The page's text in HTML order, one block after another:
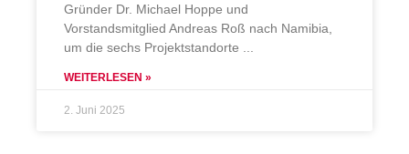
Gründer Dr. Michael Hoppe und
Vorstandsmitglied Andreas Roß nach Namibia,
um die sechs Projektstandorte
WEITERLESEN »
2. Juni 2025